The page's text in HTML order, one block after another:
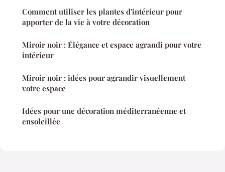
Comment utiliser les plantes d'intérieur pour
apporter de la vie à votre décoration
Miroir noir : Élégance et espace agrandi pour votre
intérieur
Miroir noir : idées pour agrandir visuellement
votre espace
Idées pour une décoration méditerranéenne et
ensoleillée